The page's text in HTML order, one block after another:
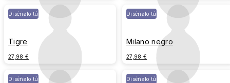
Diséñalo tú
Tigre
27,98 €
Diséñalo tú
Milano negro
27,98 €
Diséñalo tú Diséñalo tú